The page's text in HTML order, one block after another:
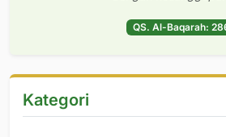
QS. Al-Baqarah:
Kategori